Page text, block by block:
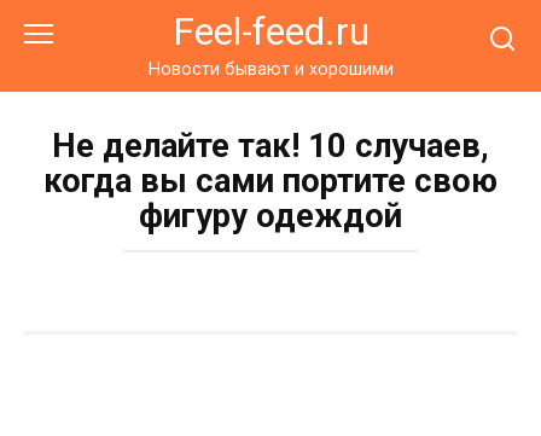
Feel-feed.ru
Новости бывают и хорошими
Не делайте так! 10 случаев,
когда вы сами портите свою
фигуру одеждой